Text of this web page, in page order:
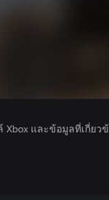
Xbox และข้อมูลที่เกี่ย